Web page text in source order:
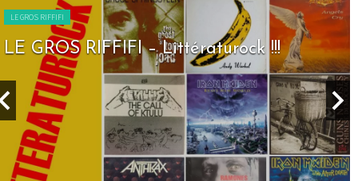
LE GROS RIFFIFI
LE GROS RIFFIFI – Seven Days To Rock !!!